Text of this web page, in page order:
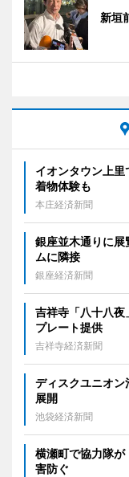
新垣
イオンタウン上
着物体験も
本庄経済新聞
銀座並木通りに
ムに隣接
銀座経済新聞
吉祥寺「八十八夜
プレート提供
吉祥寺経済新聞
ディスクユニオ
展開
池袋経済新聞
横瀬町で協力隊
害防ぐ